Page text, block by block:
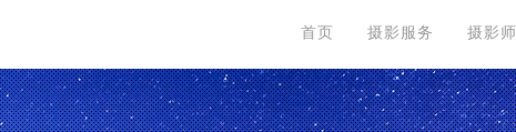
首页 摄影服务 摄影师